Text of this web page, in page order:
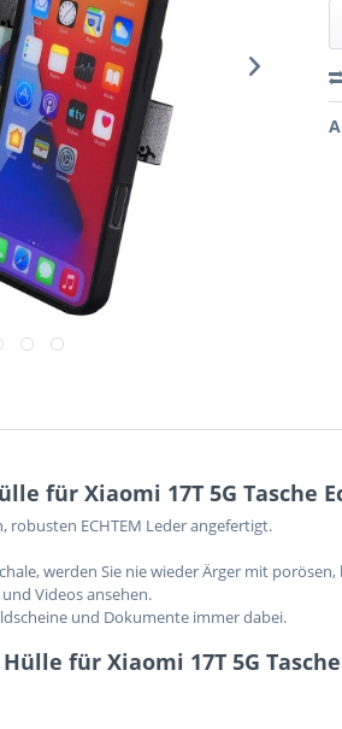
für Xiaomi 17T 5G Tasche
robusten ECHTEM Leder angefertigt.
werden Sie nie wieder Ärger mit
Videos ansehen.
und Dokumente immer dabei.
für Xiaomi 17T 5G